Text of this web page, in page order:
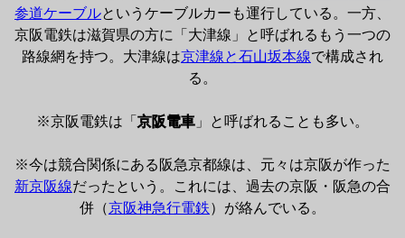
参道ケーブルというケーブルカーも運行している。一方、
京阪電鉄は滋賀県の方に「大津線」と呼ばれるもう一つの
路線網を持つ。大津線は京津線と石山坂本線で構成され
る。
※京阪電鉄は「 京阪電車 」と呼ばれることも多い。
※今は競合関係にある阪急京都線は、元々は京阪が作った
新京阪線だったという。これには、過去の京阪・阪急の合
併（京阪神急行電鉄）が絡んでいる。